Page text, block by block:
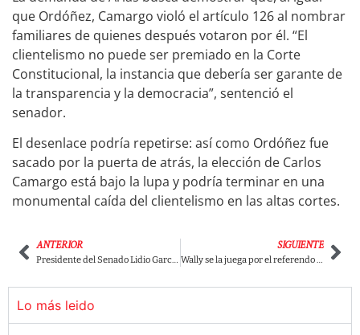
que Ordóñez, Camargo violó el artículo 126 al nombrar
familiares de quienes después votaron por él. “El
clientelismo no puede ser premiado en la Corte
Constitucional, la instancia que debería ser garante de
la transparencia y la democracia”, sentenció el
senador.
El desenlace podría repetirse: así como Ordóñez fue
sacado por la puerta de atrás, la elección de Carlos
Camargo está bajo la lupa y podría terminar en una
monumental caída del clientelismo en las altas cortes.
ANTERIOR SIGUIENTE
Lo más leido